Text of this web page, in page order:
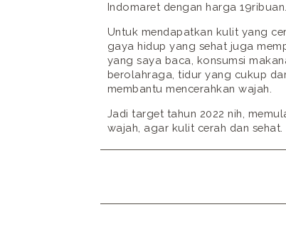
Indomaret dengan harga 19ribuan.
Untuk mendapatkan kulit yang
gaya hidup yang sehat juga
yang saya baca, konsumsi
berolahraga, tidur yang cukup
membantu mencerahkan wajah.
Jadi target tahun 2022 nih,
wajah, agar kulit cerah dan sehat.